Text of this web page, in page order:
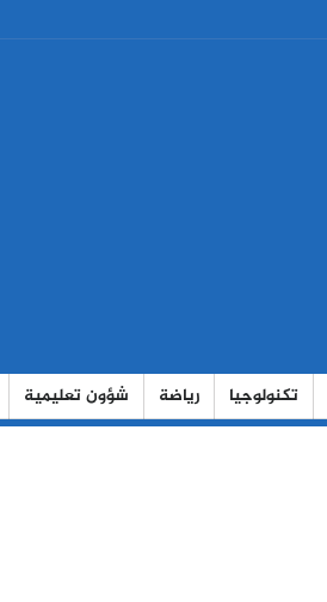
تكنولوجيا رياضة شؤون تعليمية